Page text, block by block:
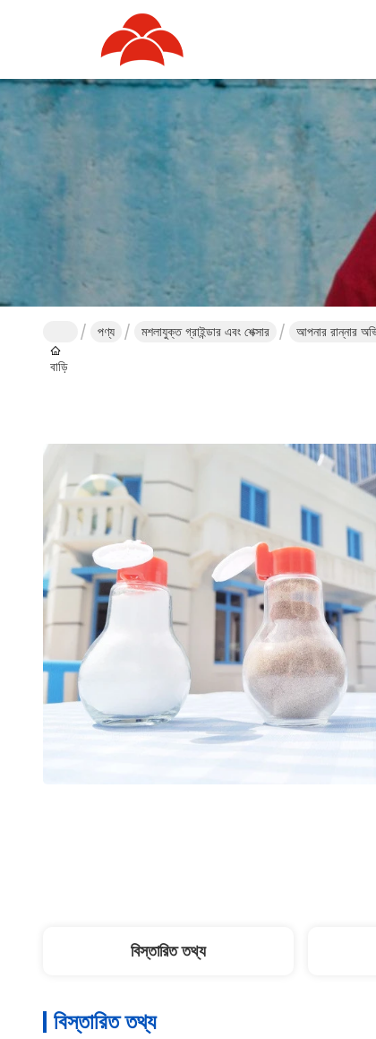
বাড়ি
পণ্য মশলাযুক্ত গ্রাইন্ডার এবং শেক্সার আপনার রান্নার
বিস্তারিত তথ্য
বিস্তারিত তথ্য